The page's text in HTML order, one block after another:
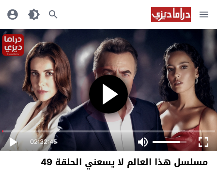
02:32:45
مسلسل هذا العالم لا يسعني الحلقة 49